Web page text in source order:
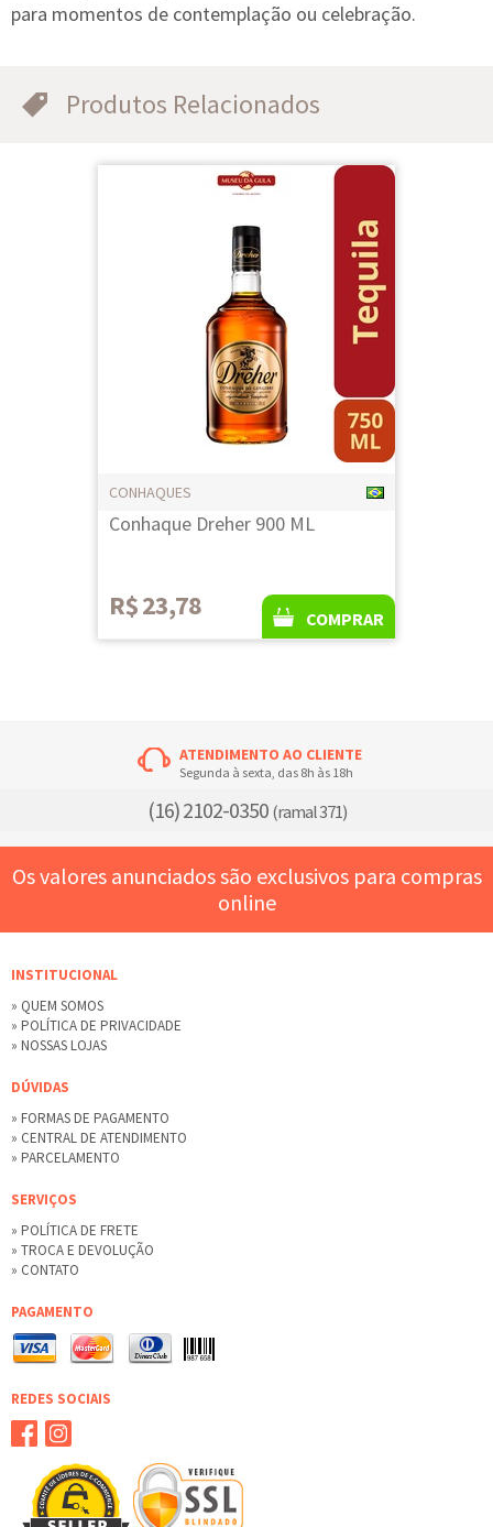
para momentos de contemplação ou celebração.
Produtos Relacionados
CONHAQUES
Conhaque Dreher 900 ML
R$ 23,78 COMPRAR
ATENDIMENTO AO CLIENTE
Segunda à sexta, das 8h às 18h
(16) 2102-0350(ramal 371)
Os valores anunciados são exclusivos para compras
online
INSTITUCIONAL
» QUEM SOMOS
» POLÍTICA DE PRIVACIDADE
» NOSSAS LOJAS
DÚVIDAS
» FORMAS DE PAGAMENTO
» CENTRAL DE ATENDIMENTO
» PARCELAMENTO
SERVIÇOS
» POLÍTICA DE FRETE
» TROCA E DEVOLUÇÃO
» CONTATO
PAGAMENTO
REDES SOCIAIS